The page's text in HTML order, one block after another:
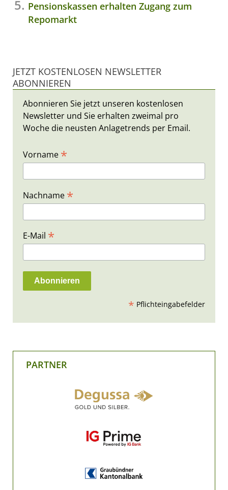
Pensionskassen erhalten Zugang zum
Repomarkt
JETZT KOSTENLOSEN NEWSLETTER
ABONNIEREN
Abonnieren Sie jetzt unseren kostenlosen
Newsletter und Sie erhalten zweimal pro
Woche die neusten Anlagetrends per Email.
Vorname *
Nachname *
E-Mail *
* Pflichteingabefelder
PARTNER